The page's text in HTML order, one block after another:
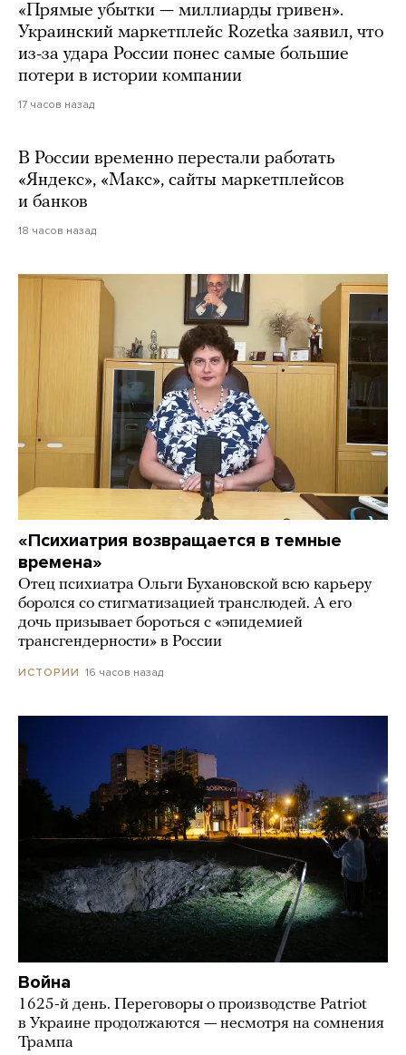
«Прямые убытки — миллиарды гривен».
Украинский маркетплейс Rozetka заявил, что
из-за удара России понес самые большие
потери в истории компании
17 часов назад
В России временно перестали работать
«Яндекс», «Макс», сайты маркетплейсов
и банков
18 часов назад
«Психиатрия возвращается в темные
времена»
Отец психиатра Ольги Бухановской всю карьеру
боролся со стигматизацией транслюдей. А его
дочь призывает бороться с «эпидемией
трансгендерности» в России
ИСТОРИИ 16 часов назад
Война
1625-й день. Переговоры о производстве Patriot
в Украине продолжаются — несмотря на сомнения
Трампа